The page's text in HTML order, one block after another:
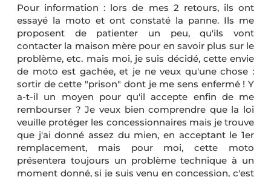
Pour information : lors de mes 2 retours, ils ont
essayé la moto et ont constaté la panne. Ils me
proposent de patienter un peu, qu'ils vont
contacter la maison mère pour en savoir plus sur le
problème, etc. mais moi, je suis décidé, cette envie
de moto est gachée, et je ne veux qu'une chose :
sortir de cette "prison" dont je me sens enfermé ! Y
a-t-il un moyen pour qu'il accepte enfin de me
rembourser ? Je veux bien comprendre que la loi
veuille protéger les concessionnaires mais je trouve
que j'ai donné assez du mien, en acceptant le 1er
remplacement, mais pour moi, cette moto
présentera toujours un problème technique à un
moment donné, si je suis venu en concession, c'est